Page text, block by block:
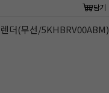
담기
더(무선/5KHBRV00ABM)